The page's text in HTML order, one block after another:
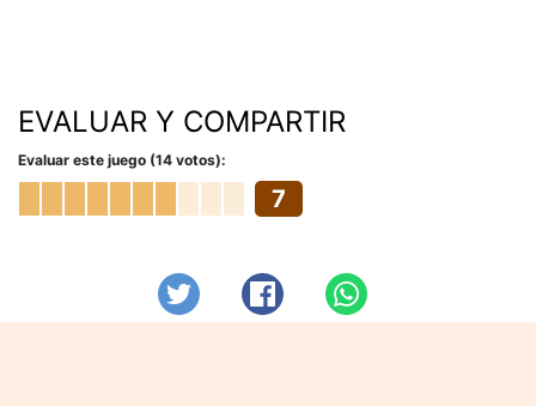
EVALUAR Y COMPARTIR
Evaluar este juego (14 votos):
7